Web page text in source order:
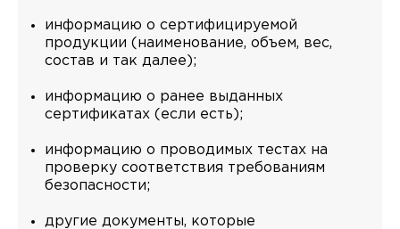
информацию о сертифицируемой
продукции (наименование, объем, вес,
состав и так далее);
информацию о ранее выданных
сертификатах (если есть);
информацию о проводимых тестах на
проверку соответствия требованиям
безопасности;
другие документы, которые